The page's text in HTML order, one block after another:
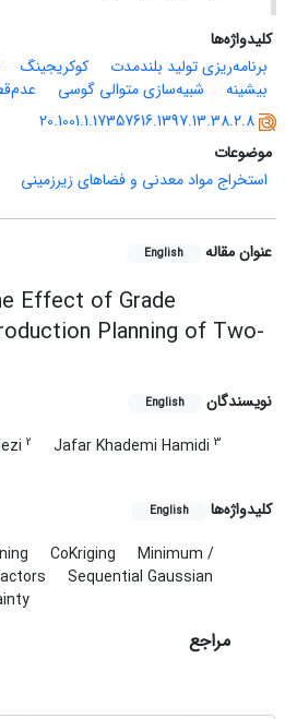
کلیدواژه‌ها
برنامه‌ریزی تولید بلندمدت
کوکریجینگ
بیشینه
شبیه‌سازی متوالی گوسی
20.1001.1.17357616.1397.13.38.2.8
موضوعات
استخراج مواد معدنی و فضاهای زیرزمینی
عنوان مقاله English
Effect of Grade
Planning of Two-
نویسندگان English
2 Jafar Khademi Hamidi 3
کلیدواژه‌ها
English
CoKriging
Minimum /
Sequential Gaussian
مراجع